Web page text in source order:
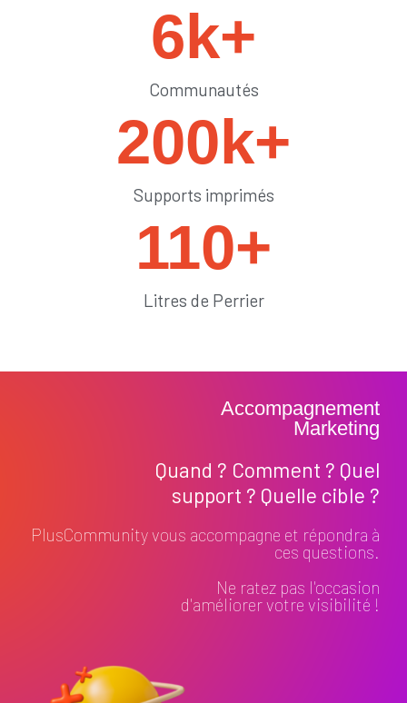
6k+
Communautés
200k+
Supports imprimés
110+
Litres de Perrier
Accompagnement
Marketing
Quand ? Comment ? Quel
support ? Quelle cible ?
PlusCommunity vous accompagne et répondra à
ces questions.
Ne ratez pas l'occasion
d'améliorer votre visibilité !